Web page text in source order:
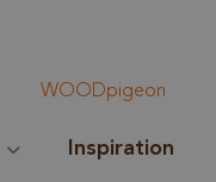
WOODpigeon
Inspiration